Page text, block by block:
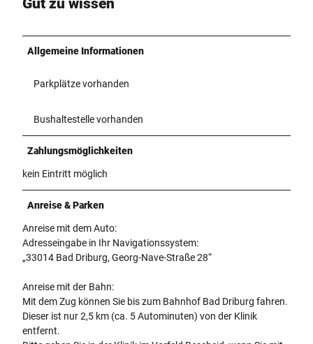
Gut zu wissen
Allgemeine Informationen
Parkplätze vorhanden
Bushaltestelle vorhanden
Zahlungsmöglichkeiten
kein Eintritt möglich
Anreise & Parken
Anreise mit dem Auto:
Adresseingabe in Ihr Navigationssystem:
„33014 Bad Driburg, Georg-Nave-Straße 28“
Anreise mit der Bahn:
Mit dem Zug können Sie bis zum Bahnhof Bad Driburg fahren.
Dieser ist nur 2,5 km (ca. 5 Autominuten) von der Klinik
entfernt.